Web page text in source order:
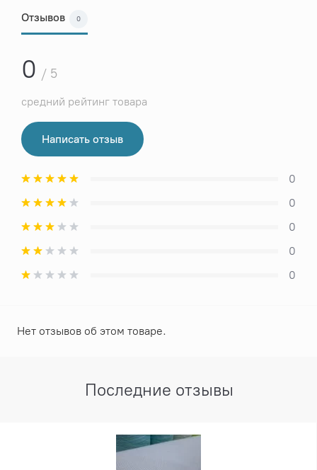
Отзывов 0
0 / 5
средний рейтинг товара
Написать отзыв
0
0
0
0
0
Нет отзывов об этом товаре.
Последние отзывы